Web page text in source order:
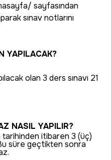
sayfasından
sınav notlarını
YAPILACAK?
olan 3 ders sınavı 21
NASIL YAPILIR?
tarihinden itibaren 3 (üç)
süre geçtikten sonra